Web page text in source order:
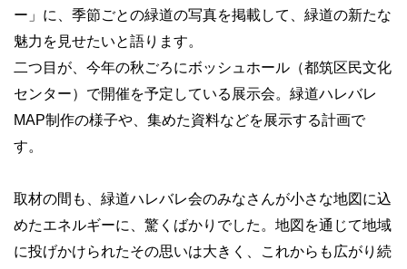
ー」に、季節ごとの緑道の写真を掲載して、緑道の新たな
魅力を見せたいと語ります。
二つ目が、今年の秋ごろにボッシュホール（都筑区民文化
センター）で開催を予定している展示会。緑道ハレバレ
MAP制作の様子や、集めた資料などを展示する計画で
す。
取材の間も、緑道ハレバレ会のみなさんが小さな地図に込
めたエネルギーに、驚くばかりでした。地図を通じて地域
に投げかけられたその思いは大きく、これからも広がり続